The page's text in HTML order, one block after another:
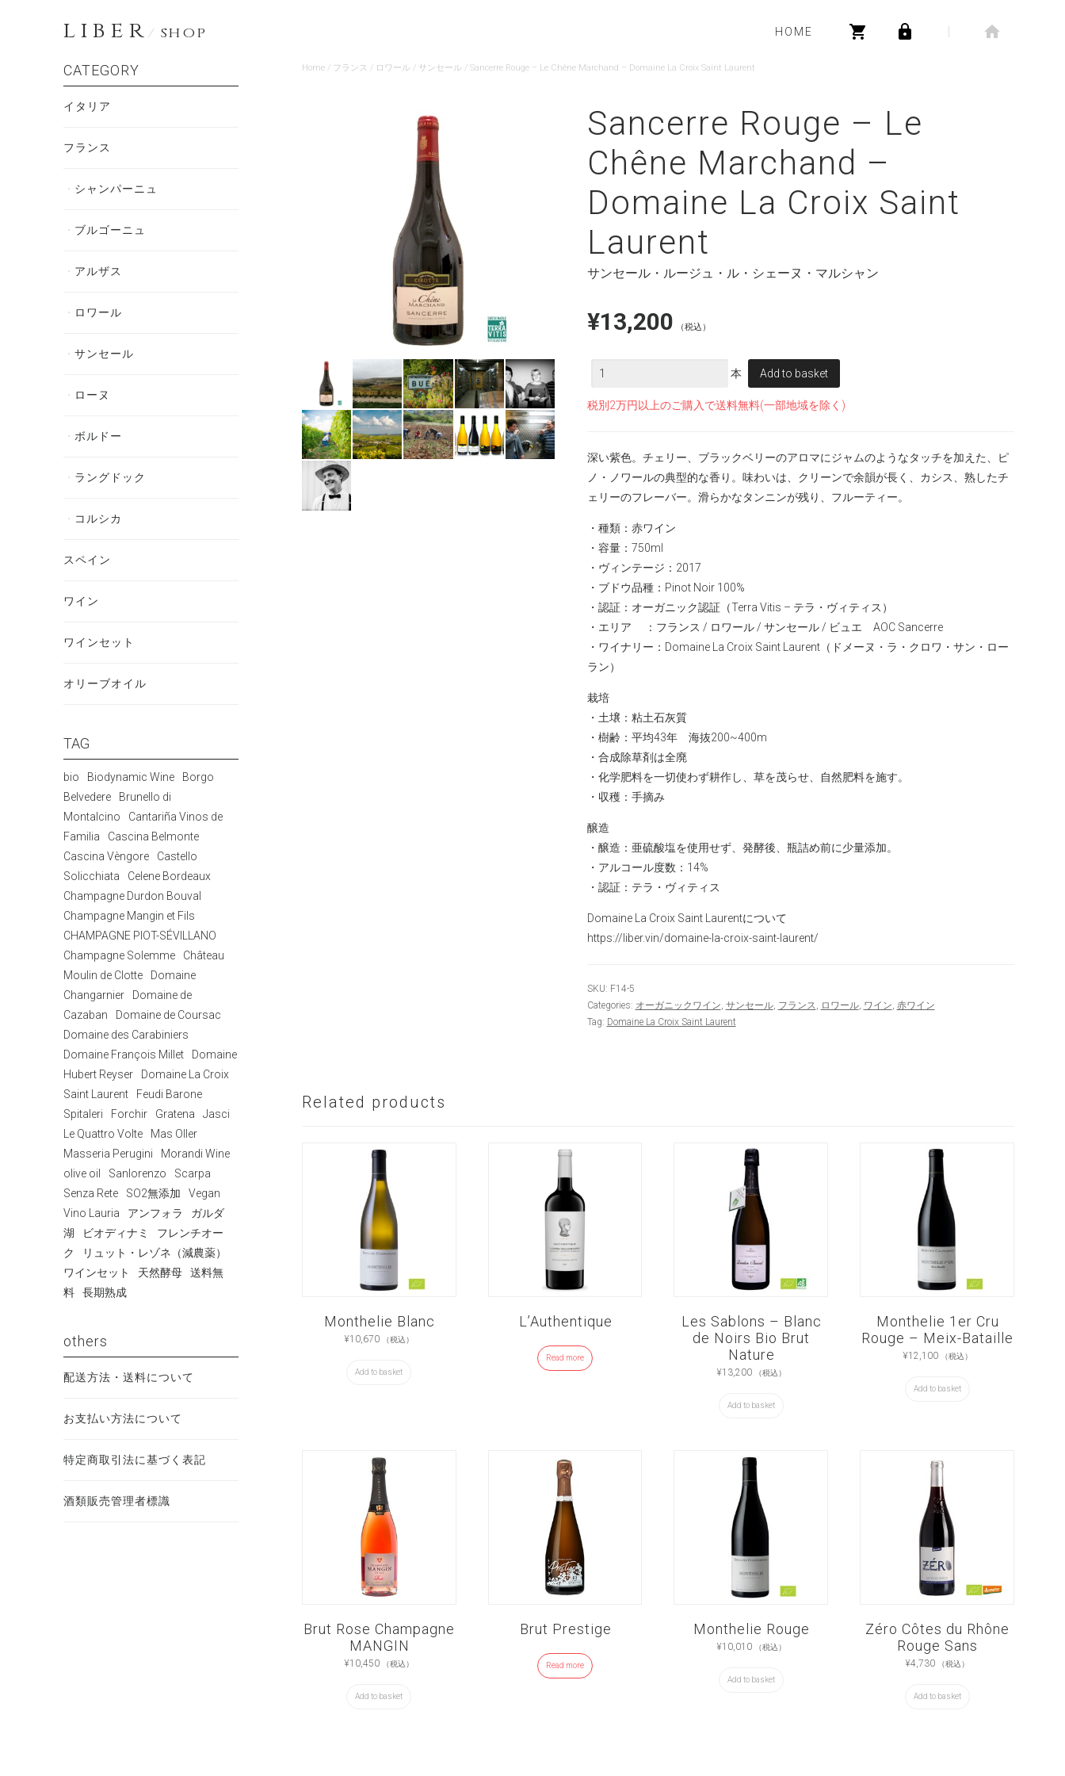
LIBER/ SHOP HOME
Home/ フランス / ロワール/ サンセール/ Sancerre Rouge – Le Chêne Marchand – Domaine La Croix Saint Laurent
Sancerre Rouge – Le
Chêne Marchand –
Domaine La Croix Saint
Laurent
サンセール・ルージュ・ル・シェーヌ・マルシャン
¥13,200 （税込）
本 Add to basket
税別2万円以上のご購入で送料無料(一部地域を除く)
深い紫色。チェリー、ブラックベリーのアロマにジャムのようなタッチを加えた、ピ
ノ・ノワールの典型的な香り。味わいは、クリーンで余韻が長く、カシス、熟したチ
ェリーのフレーバー。滑らかなタンニンが残り、フルーティー。
・種類：赤ワイン
・容量：750ml
・ヴィンテージ：2017
・ブドウ品種：Pinot Noir 100%
・認証：オーガニック認証（Terra Vitis – テラ・ヴィティス）
・エリア ：フランス / ロワール / サンセール / ビュエ AOC Sancerre
・ワイナリー： Domaine La Croix Saint Laurent（ドメーヌ・ラ・クロワ・サン・ロー
ラン）
栽培
・土壌：粘土石灰質
・樹齢：平均43年 海抜200~400m
・合成除草剤は全廃
・化学肥料を一切使わず耕作し、草を茂らせ、自然肥料を施す。
・収穫：手摘み
醸造
・醸造：亜硫酸塩を使用せず、発酵後、瓶詰め前に少量添加。
・アルコール度数：14%
・認証：テラ・ヴィティス
Domaine La Croix Saint Laurentについて
https://liber.vin/domaine-la-croix-saint-laurent/
SKU: F14-5
Categories: オーガニックワイン, サンセール, フランス, ロワール, ワイン, 赤ワイン
Tag: Domaine La Croix Saint Laurent
Related products
Monthelie Blanc
¥10,670 （税込）
Add to basket
L’Authentique
Read more
Les Sablons – Blanc
de Noirs Bio Brut
Nature
¥13,200 （税込）
Add to basket
Monthelie 1er Cru
Rouge – Meix-Bataille
¥12,100 （税込）
Add to basket
Brut Rose Champagne
MANGIN
¥10,450 （税込）
Add to basket
Brut Prestige
Read more
Monthelie Rouge
¥10,010 （税込）
Add to basket
Zéro Côtes du Rhône
Rouge Sans
¥4,730 （税込）
Add to basket
CATEGORY
イタリア
フランス
シャンパーニュ
ブルゴーニュ
アルザス
ロワール
サンセール
ローヌ
ボルドー
ラングドック
コルシカ
スペイン
ワイン
ワインセット
オリーブオイル
TAG
bio Biodynamic Wine
Borgo
Belvedere
Brunello di
Montalcino
Cantariña Vinos de
Familia
Cascina Belmonte
Cascina Vèngore
Castello
Solicchiata
Celene Bordeaux
Champagne Durdon Bouval
Champagne Mangin et Fils
CHAMPAGNE PIOT-SÉVILLANO
Champagne Solemme
Château
Moulin de Clotte
Domaine
Changarnier
Domaine de
Cazaban
Domaine de Coursac
Domaine des Carabiniers
Domaine François Millet
Domaine
Hubert Reyser
Domaine La Croix
Saint Laurent
Feudi Barone
Spitaleri
Forchir Gratena
Jasci
Le Quattro Volte
Mas Oller
Masseria Perugini
Morandi Wine
olive oil
Sanlorenzo
Scarpa
Senza Rete
SO2無添加
Vegan
Vino Lauria
アンフォラ
ガルダ
湖
ビオディナミ
フレンチオー
ク
リュット・レゾネ（減農薬）
ワインセット
天然酵母
送料無
料
長期熟成
others
配送方法・送料について
お支払い方法について
特定商取引法に基づく表記
酒類販売管理者標識